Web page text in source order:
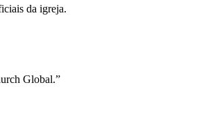
da igreja.
Global.”